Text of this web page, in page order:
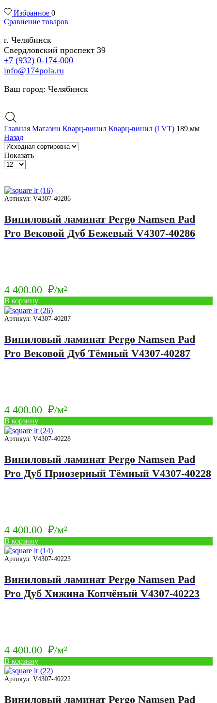
Избранное 0
Сравнение товаров
г. Челябинск
Свердловский проспект 39
+7 (932) 0-174-000
info@174pola.ru
Ваш город: Челябинск
Главная Магазин Кварц-винил Кварц-винил (LVT) 189 мм
Назад
Показать
Товары
Артикул: V4307-40286
Виниловый ламинат Pergo Namsen Pad
Pro Вековой Дуб Бежевый V4307-40286
4 400.00 ₽/м²
В корзину
Артикул: V4307-40287
Виниловый ламинат Pergo Namsen Pad
Pro Вековой Дуб Тёмный V4307-40287
4 400.00 ₽/м²
В корзину
Артикул: V4307-40228
Виниловый ламинат Pergo Namsen Pad
Pro Дуб Приозерный Тёмный V4307-40228
4 400.00 ₽/м²
В корзину
Артикул: V4307-40223
Виниловый ламинат Pergo Namsen Pad
Pro Дуб Хижина Копчёный V4307-40223
4 400.00 ₽/м²
В корзину
Артикул: V4307-40222
Виниловый ламинат Pergo Namsen Pad